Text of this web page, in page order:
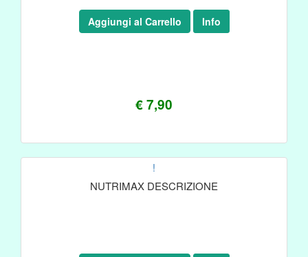
€ 7,90
Aggiungi al Carrello Info
!
NUTRIMAX DESCRIZIONE